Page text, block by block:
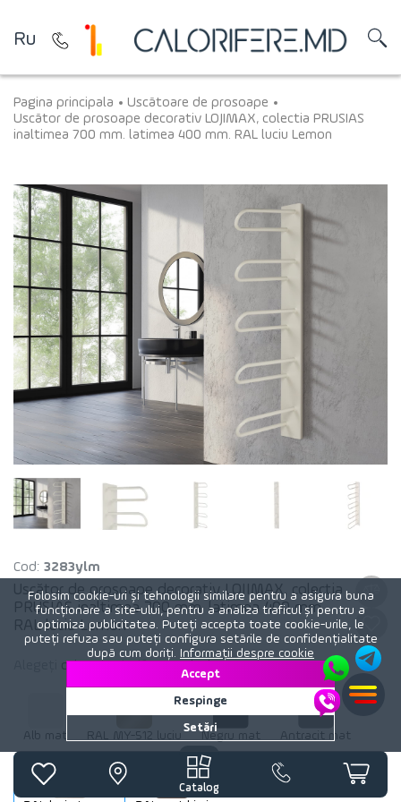
Ru
Catalog
Pagina principala
Uscătoare de prosoape
Uscător de prosoape decorativ LOJIMAX, colectia PRUSIAS
inaltimea 700 mm. latimea 400 mm. RAL luciu Lemon
Cod: 3283ylm
Uscător de prosoape decorativ LOJIMAX, colectia
PRUSIAS inaltimea 700 mm. latimea 400 mm.
RAL luciu Lemon
culoarecalorifer:RAL luciu Lemon
Alb mat RAL MY-512 luciu Negru mat Antracit mat
Folosim cookie-uri și tehnologii similare pentru a asigura buna
funcționare a site-ului, pentru a analiza traficul și pentru a
optimiza publicitatea. Puteți accepta toate cookie-urile, le
puteți refuza sau puteți configura setările de confidențialitate
după cum doriți.
Informații despre cookie
Accept
Respinge
Setări